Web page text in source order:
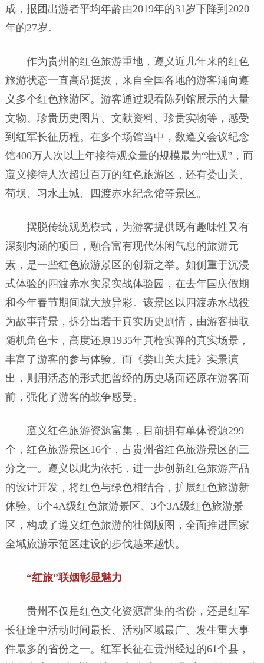
成，报团出游者平均年龄由2019年的31岁下降到2020
年的27岁。
作为贵州的红色旅游重地，遵义近几年来的红色
旅游状态一直高昂挺拔，来自全国各地的游客涌向遵
义多个红色旅游区。游客通过观看陈列馆展示的大量
文物、珍贵历史图片、文献资料、珍贵实物等，感受
到红军长征历程。在多个场馆当中，数遵义会议纪念
馆400万人次以上年接待观众量的规模最为“壮观”，而
遵义接待人次超过百万的红色旅游区，还有娄山关、
苟坝、习水土城、四渡赤水纪念馆等景区。
摆脱传统观览模式，为游客提供既有趣味性又有
深刻内涵的项目，融合富有现代休闲气息的旅游元
素，是一些红色旅游景区的创新之举。如侧重于沉浸
式体验的四渡赤水实景实战体验园，在去年国庆假期
和今年春节期间就大放异彩。该景区以四渡赤水战役
为故事背景，拆分出若干真实历史剧情，由游客抽取
随机角色卡，高度还原1935年真枪实弹的真实场景，
丰富了游客的参与体验。而《娄山关大捷》实景演
出，则用活态的形式把曾经的历史场面还原在游客面
前，强化了游客的战争感受。
遵义红色旅游资源富集，目前拥有单体资源299
个，红色旅游景区16个，占贵州省红色旅游景区的三
分之一。遵义以此为依托，进一步创新红色旅游产品
的设计开发，将红色与绿色相结合，扩展红色旅游新
体验。6个4A级红色旅游景区、3个3A级红色旅游景
区，构成了遵义红色旅游的壮阔版图，全面推进国家
全域旅游示范区建设的步伐越来越快。
“红旅”联姻彰显魅力
贵州不仅是红色文化资源富集的省份，还是红军
长征途中活动时间最长、活动区域最广、发生重大事
件最多的省份之一。红军长征在贵州经过的61个县，